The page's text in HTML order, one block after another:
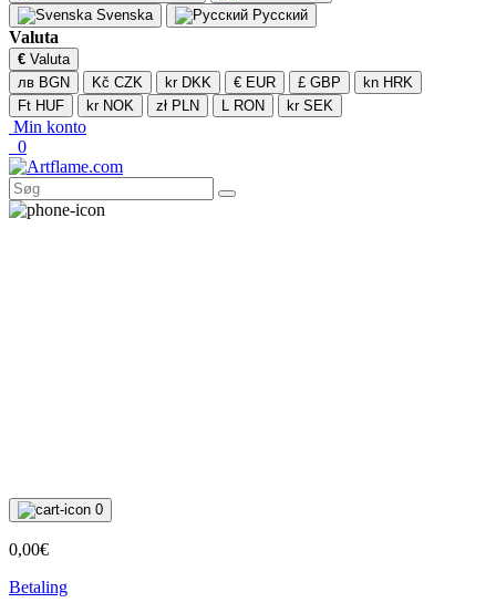
Svenska
Русский
Valuta
€ Valuta
лв BGN
Kč CZK kr DKK € EUR £ GBP
kn HRK
Ft HUF
kr NOK zł PLN L RON kr SEK
Min konto
0
0
0,00€
Betaling